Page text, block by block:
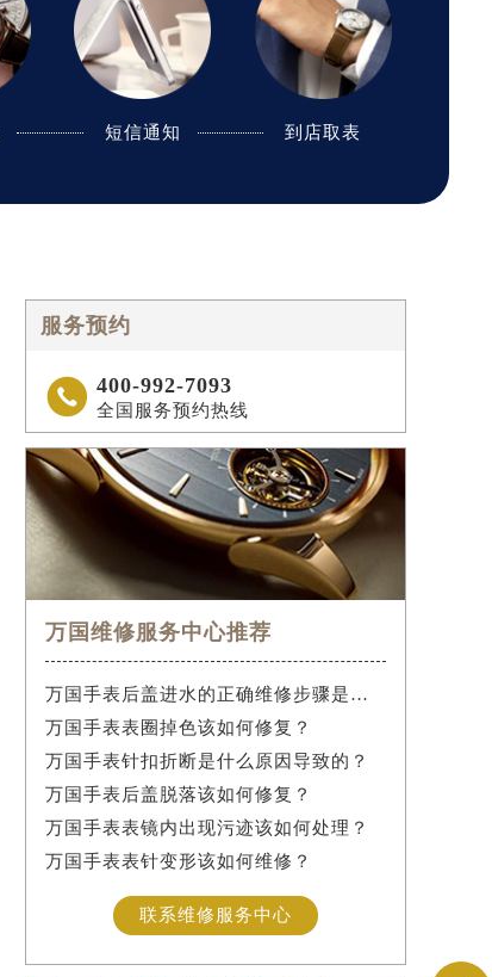
短信通知 到店取表
短信通知 邮寄取表
服务预约
 400-992-7093
全国服务预约热线
万国维修服务中心推荐
万国手表后盖进水的正确维修步骤是什么？
万国手表表圈掉色该如何修复？
万国手表针扣折断是什么原因导致的？
万国手表后盖脱落该如何修复？
万国手表表镜内出现污迹该如何处理？
万国手表表针变形该如何维修？
联系维修服务中心